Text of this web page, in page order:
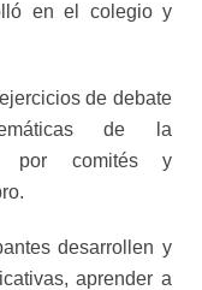
en el colegio y
de debate
de la
por comités y
desarrollen y
aprender a